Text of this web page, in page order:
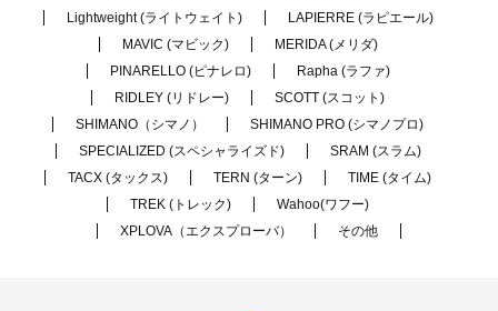
Lightweight (ライトウェイト)
LAPIERRE (ラピエール)
MAVIC (マビック)
MERIDA (メリダ)
PINARELLO (ピナレロ)
Rapha (ラファ)
RIDLEY (リドレー)
SCOTT (スコット)
SHIMANO（シマノ）
SHIMANO PRO (シマノプロ)
SPECIALIZED (スペシャライズド)
SRAM (スラム)
TACX (タックス)
TERN (ターン)
TIME (タイム)
TREK (トレック)
Wahoo(ワフー)
XPLOVA（エクスプローバ）
その他